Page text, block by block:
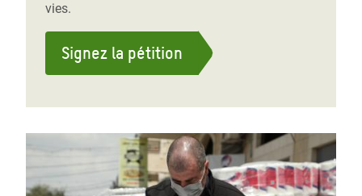
vies.
Signez la pétition